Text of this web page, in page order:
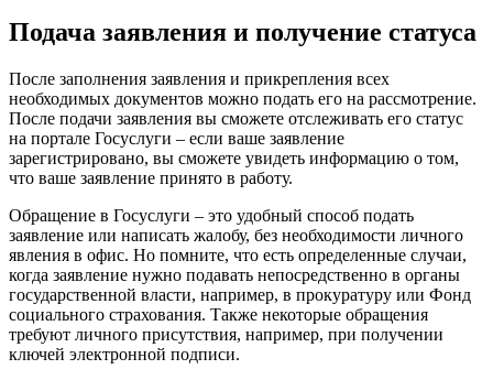
Подача заявления и получение статуса
После заполнения заявления и прикрепления всех
необходимых документов можно подать его на рассмотрение.
После подачи заявления вы сможете отслеживать его статус
на портале Госуслуги – если ваше заявление
зарегистрировано, вы сможете увидеть информацию о том,
что ваше заявление принято в работу.
Обращение в Госуслуги – это удобный способ подать
заявление или написать жалобу, без необходимости личного
явления в офис. Но помните, что есть определенные случаи,
когда заявление нужно подавать непосредственно в органы
государственной власти, например, в прокуратуру или Фонд
социального страхования. Также некоторые обращения
требуют личного присутствия, например, при получении
ключей электронной подписи.